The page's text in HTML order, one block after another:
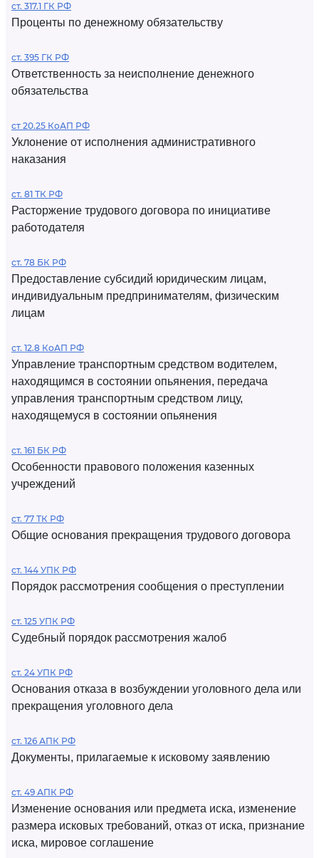
ст. 317.1 ГК РФ
Проценты по денежному обязательству
ст. 395 ГК РФ
Ответственность за неисполнение денежного
обязательства
ст 20.25 КоАП РФ
Уклонение от исполнения административного
наказания
ст. 81 ТК РФ
Расторжение трудового договора по инициативе
работодателя
ст. 78 БК РФ
Предоставление субсидий юридическим лицам,
индивидуальным предпринимателям, физическим
лицам
ст. 12.8 КоАП РФ
Управление транспортным средством водителем,
находящимся в состоянии опьянения, передача
управления транспортным средством лицу,
находящемуся в состоянии опьянения
ст. 161 БК РФ
Особенности правового положения казенных
учреждений
ст. 77 ТК РФ
Общие основания прекращения трудового договора
ст. 144 УПК РФ
Порядок рассмотрения сообщения о преступлении
ст. 125 УПК РФ
Судебный порядок рассмотрения жалоб
ст. 24 УПК РФ
Основания отказа в возбуждении уголовного дела или
прекращения уголовного дела
ст. 126 АПК РФ
Документы, прилагаемые к исковому заявлению
ст. 49 АПК РФ
Изменение основания или предмета иска, изменение
размера исковых требований, отказ от иска, признание
иска, мировое соглашение